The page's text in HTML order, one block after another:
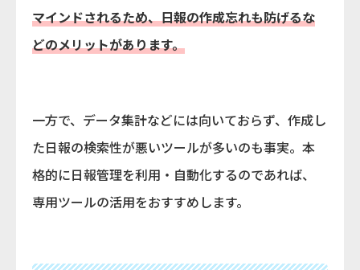
マインドされるため、日報の作成忘れも防げるな
どのメリットがあります。
一方で、データ集計などには向いておらず、作成し
た日報の検索性が悪いツールが多いのも事実。本
格的に日報管理を利用・自動化するのであれば、
専用ツールの活用をおすすめします。